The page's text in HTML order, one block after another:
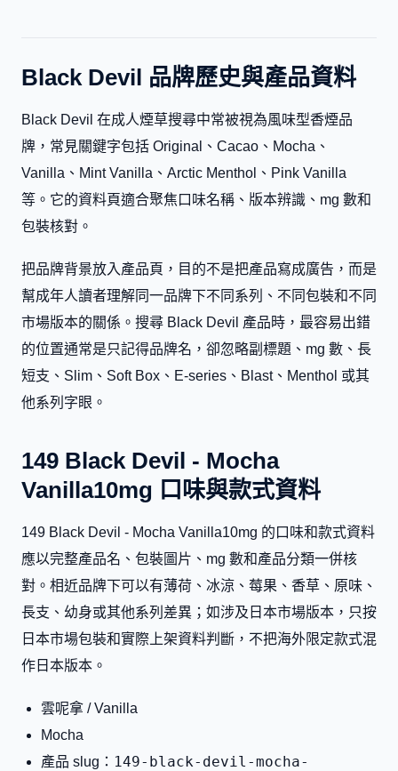
Black Devil 品牌歷史與產品資料
Black Devil 在成人煙草搜尋中常被視為風味型香煙品
牌，常見關鍵字包括 Original、Cacao、Mocha、
Vanilla、Mint Vanilla、Arctic Menthol、Pink Vanilla
等。它的資料頁適合聚焦口味名稱、版本辨識、mg 數和
包裝核對。
把品牌背景放入產品頁，目的不是把產品寫成廣告，而是
幫成年人讀者理解同一品牌下不同系列、不同包裝和不同
市場版本的關係。搜尋 Black Devil 產品時，最容易出錯
的位置通常是只記得品牌名，卻忽略副標題、mg 數、長
短支、Slim、Soft Box、E-series、Blast、Menthol 或其
他系列字眼。
149 Black Devil - Mocha
Vanilla10mg 口味與款式資料
149 Black Devil - Mocha Vanilla10mg 的口味和款式資料
應以完整產品名、包裝圖片、mg 數和產品分類一併核
對。相近品牌下可以有薄荷、冰涼、莓果、香草、原味、
長支、幼身或其他系列差異；如涉及日本市場版本，只按
日本市場包裝和實際上架資料判斷，不把海外限定款式混
作日本版本。
雲呢拿 / Vanilla
Mocha
產品 slug： 149-black-devil-mocha-